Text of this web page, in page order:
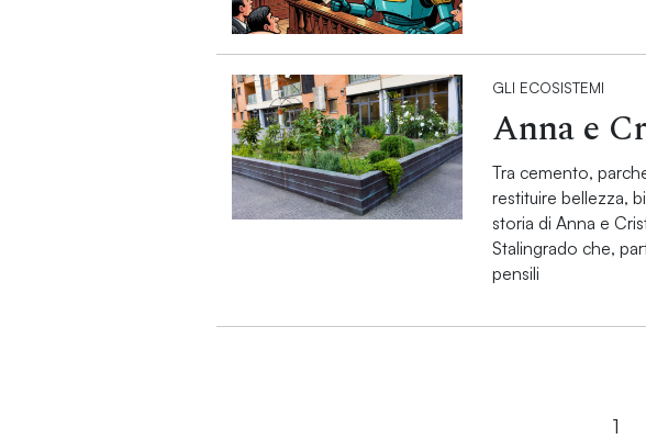
GLI ECOSISTEMI
Anna e
Tra cemento,
restituire bellezza,
storia di Anna e
Stalingrado che,
pensili
1